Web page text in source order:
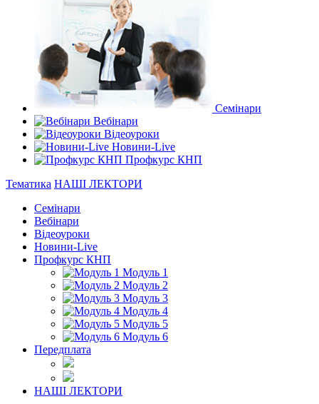
Семінари
Вебінари
Відеоуроки
Новини-Live
Профкурс КНП
Тематика НАШІ ЛЕКТОРИ
Семінари
Вебінари
Відеоуроки
Новини-Live
Профкурс КНП
Модуль 1
Модуль 2
Модуль 3
Модуль 4
Модуль 5
Модуль 6
Передплата
НАШІ ЛЕКТОРИ